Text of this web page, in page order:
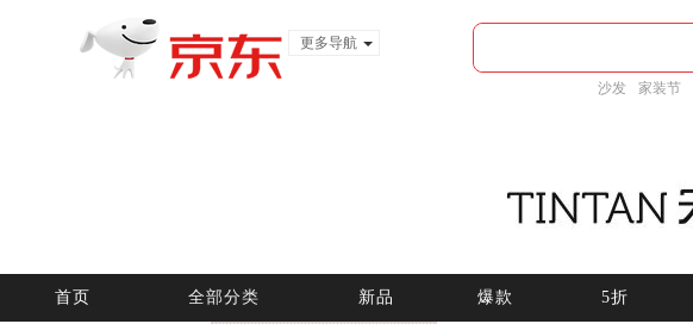
更多导航
沙发 家装节
新品
全部分类 爆款 5折
首页